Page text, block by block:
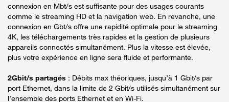
connexion en Mbt/s est suffisante pour des usages courants
comme le streaming HD et la navigation web. En revanche, une
connexion en Gbt/s offre une rapidité optimale pour le streaming
4K, les téléchargements très rapides et la gestion de plusieurs
appareils connectés simultanément. Plus la vitesse est élevée,
plus votre expérience en ligne sera fluide et performante.
2Gbit/s partagés : Débits max théoriques, jusqu’à 1 Gbit/s par
port Ethernet, dans la limite de 2 Gbit/s utilisés simultanément sur
l’ensemble des ports Ethernet et en Wi-Fi.